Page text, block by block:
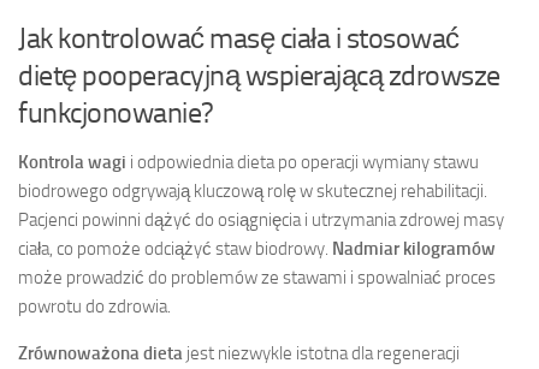
Jak kontrolować masę ciała i stosować
dietę pooperacyjną wspierającą zdrowsze
funkcjonowanie?
Kontrola wagi i odpowiednia dieta po operacji wymiany stawu
biodrowego odgrywają kluczową rolę w skutecznej rehabilitacji.
Pacjenci powinni dążyć do osiągnięcia i utrzymania zdrowej masy
ciała, co pomoże odciążyć staw biodrowy. Nadmiar kilogramów
może prowadzić do problemów ze stawami i spowalniać proces
powrotu do zdrowia.
Zrównoważona dieta jest niezwykle istotna dla regeneracji